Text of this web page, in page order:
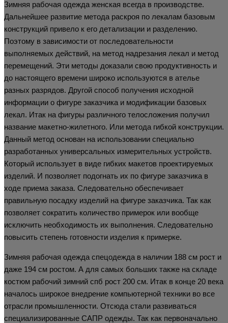
Зимняя рабочая одежда женская всегда в производстве.
Дальнейшее развитие метода раскроя по лекалам базовым
конструкций привело к его детализации и разделению.
Поэтому в зависимости от последовательности
выполняемых действий, на метод надрезания лекал и метод
перемещений. Эти методы доказали свою продуктивность и
до настоящего времени широко используются в ателье
разных разрядов. Другой способ получения исходной
информации о фигуре заказчика и модификации базовых
лекал. Итак на фигуры различного телосложения получил
название макетно-жилетного. Или метода гибкой конструкции.
Данный метод основан на использовании специально
разработанных универсальных измерительных устройств.
Который использует в виде гибких макетов проектируемых
изделий. И позволяет подогнать их по фигуре заказчика в
ходе приема заказа. Следовательно обеспечивает
правильную посадку изделий на фигуре заказчика. Так как
позволяет сократить количество примерок или вообще
исключить необходимость их выполнения. Следовательно
повысить степень готовности изделия к примерке.
Зимняя рабочая одежда спецодежда в наличии 188 см рост и
даже 194 см ростом. А для самых больших также на складе
костюм рабочий зимний спб рост 200 см. Итак в конце 20 века
началось широкое внедрение компьютерной техники во все
отрасли промышленности. Отсюда стали развиваться
специализированные САПР одежды. Так как первоначально